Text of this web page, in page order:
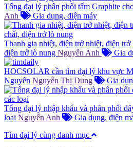
Tổng đại lý phân phối tấm Graphite
Anh
Gia dụng, điện máy
Thanh gia nhiệt, điện trở nhiệt, điện
điện trở lò nung Nguyễn Anh Gia
HOCSOLAR cần tìm đại lý khu vực
Nguyên Nguyễn Thị Dung Gia
Tổng đại lý nhập khẩu và phân phối
loại Nguyễn Anh
Gia dụng, điện
Tìm đại lý cùng danh mục